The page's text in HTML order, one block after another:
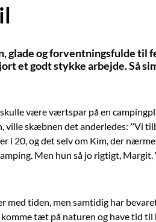
glade og forventningsfulde til
et godt stykke arbejde. Så
være værtspar på en
ville skæbnen det anderledes: ”Vi
i 20, og det selv om Kim, der
Men hun så jo rigtigt,
tiden, men samtidig har
tæt på naturen og have tid